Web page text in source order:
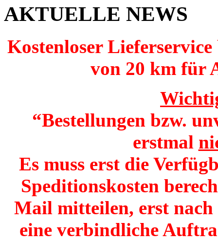
AKTUELLE NEWS
Kostenloser
von 20 km für
“Bestellungen bzw.
erstmal
Es muss erst die
Speditionskosten
Mail mitteilen, erst
eine verbindliche